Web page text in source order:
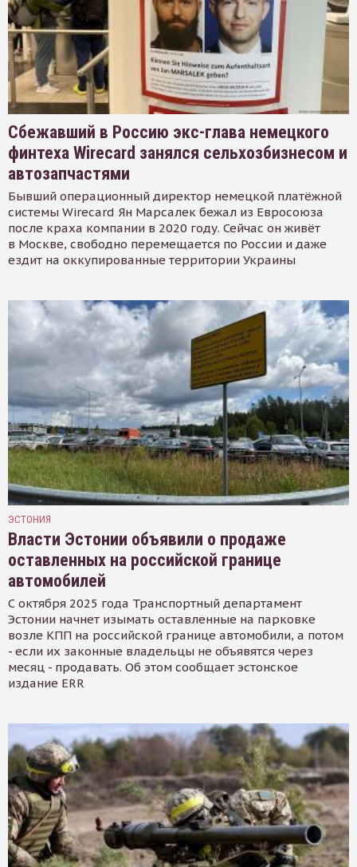
Сбежавший в Россию экс-глава немецкого
финтеха Wirecard занялся сельхозбизнесом и
автозапчастями
Бывший операционный директор немецкой платёжной
системы Wirecard Ян Марсалек бежал из Евросоюза
после краха компании в 2020 году. Сейчас он живёт
в Москве, свободно перемещается по России и даже
ездит на оккупированные территории Украины
ЭСТОНИЯ
Власти Эстонии объявили о продаже
оставленных на российской границе
автомобилей
С октября 2025 года Транспортный департамент
Эстонии начнет изымать оставленные на парковке
возле КПП на российской границе автомобили, а потом
- если их законные владельцы не объявятся через
месяц - продавать. Об этом сообщает эстонское
издание ERR